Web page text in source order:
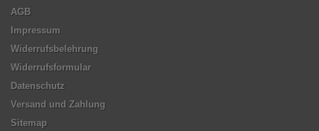
AGB
Impressum
Widerrufsbelehrung
Widerrufsformular
Datenschutz
Versand und Zahlung
Sitemap